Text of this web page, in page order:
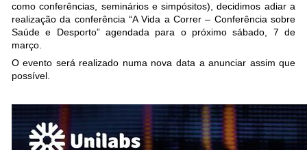
como conferências, seminários e simpósitos), decidimos adiar a
realização da conferência “A Vida a Correr – Conferência sobre
Saúde e Desporto” agendada para o próximo sábado, 7 de
março.
O evento será realizado numa nova data a anunciar assim que
possível.